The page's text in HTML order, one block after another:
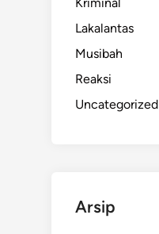
Lakalantas
Musibah
Reaksi
Uncategorized
Arsip